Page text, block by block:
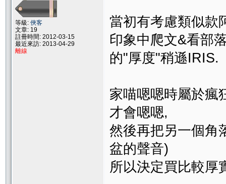
等級: 俠客
文章: 19
註冊時間: 2012-03-15
最近來訪: 2013-04-29
離線
當初有考慮類似款
印象中爬文&看部
的"厚度"稍遜IRIS.
家喵嗯嗯時屬於瘋
才會嗯嗯,
然後再把另一個角
盆的聲音)
所以決定買比較厚